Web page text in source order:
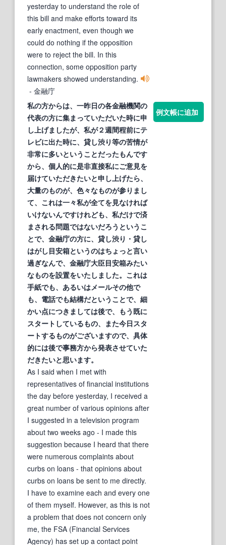
yesterday to understand the role of
this bill and make efforts toward its
early enactment, even though we
could do nothing if the opposition
were to reject the bill. In this
connection, some opposition party
lawmakers showed understanding.
- 金融庁
私の方からは、一昨日の各金融機関の
代表の方に集まっていただいた時に申
し上げましたが、私が２週間程前にテ
レビに出た時に、貸し渋り等の苦情が
非常に多いということだったもんです
から、個人的に是非直接私にご意見を
届けていただきたいと申し上げたら、
大量のものが、色々なものが参りまし
て、これは一々私が全てを見なければ
いけないんですけれども、私だけで済
まされる問題ではないだろうというこ
とで、金融庁の方に、貸し渋り・貸し
はがし目安箱というのはちょっと言い
過ぎなんで、金融庁大臣目安箱みたい
なものを設置をいたしました。これは
手紙でも、あるいはメールその他で
も、電話でも結構だということで、細
かい点につきましては後で、もう既に
スタートしているもの、また今日スタ
ートするものがございますので、具体
的には後で事務方から発表させていた
だきたいと思います。
As I said when I met with
representatives of financial institutions
the day before yesterday, I received a
great number of various opinions after
I suggested in a television program
about two weeks ago - I made this
suggestion because I heard that there
were numerous complaints about
curbs on loans - that opinions about
curbs on loans be sent to me directly.
I have to examine each and every one
of them myself. However, as this is not
a problem that does not concern only
me, the FSA (Financial Services
Agency) has set up a contact point
例文帳に追加